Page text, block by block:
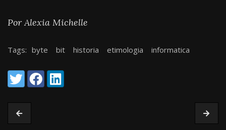
Por Alexia Michelle
Tags: byte bit historia etimologia informatica
Share:
TwitterFacebookLinkedIn